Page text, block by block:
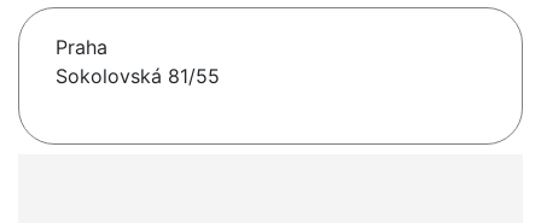
Praha
Sokolovská 81/55